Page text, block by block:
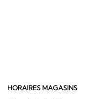
HORAIRES MAGASINS